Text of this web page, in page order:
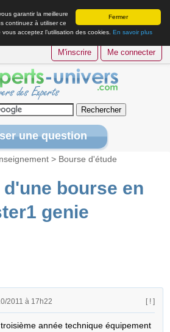
Fermer
garantir la meilleure
continuez à utiliser ce
acceptez l’utilisation des cookies. En savoir plus
M'inscrire Me connecter
une question
> Bourse d'étude
bourse en
genie
2011 à 17h22 [ ! ]
année technique équipement